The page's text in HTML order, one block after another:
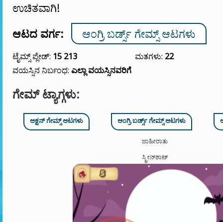
ಉಚಿತವಾಗಿ!
ಆಟದ ವರ್ಗ:
ಆಂಗ್ರಿ ಬರ್ಡ್ಸ್ ಗೇಮ್ಸ್ ಆಟಗಳು
ಟೈಮ್ಸ್ ಪ್ಲೇಡ್: 15 213 ಮತಗಳು: 22
ವಯಸ್ಸಿನ ನಿರ್ಬಂಧ: ಎಲ್ಲಾ ವಯಸ್ಸಿನವರಿಗೆ
ಗೇಮ್ ಟ್ಯಾಗ್ಗಳು:
ಆಕ್ಷನ್ ಗೇಮ್ಸ್ ಆಟಗಳು ಆಂಗ್ರಿ ಬರ್ಡ್ಸ್ ಗೇಮ್ಸ್ ಆಟಗಳು
ಜಾಹೀರಾತು
ಸ್ಕ್ರೀನ್‌ಶಾಟ್